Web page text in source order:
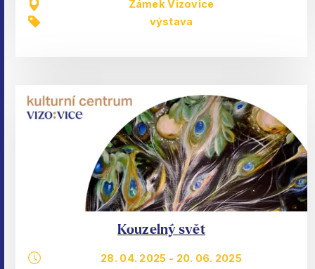
Zámek Vizovice
výstava
Kouzelný svět
28. 04. 2025 - 20. 06. 2025